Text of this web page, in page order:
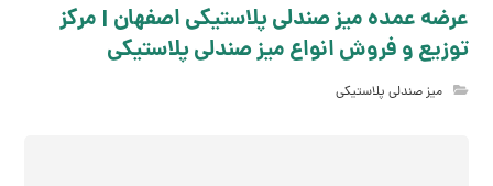
عرضه عمده میز صندلی پلاستیکی اصفهان | مرکز
توزیع و فروش انواع میز صندلی پلاستیکی
میز صندلی پلاستیکی